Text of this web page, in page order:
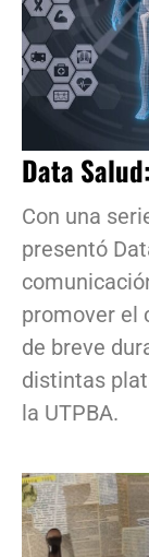
Data
Con una
presentó
promover el
de breve
distintas
la UTPBA.